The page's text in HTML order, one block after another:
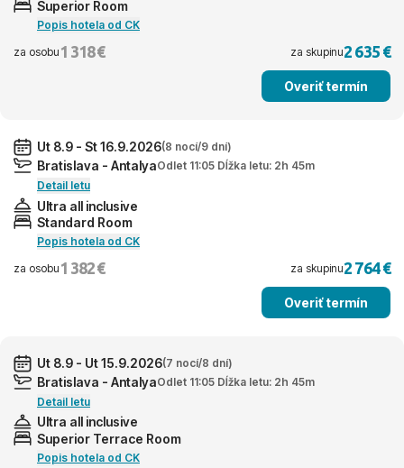
Superior Room
Popis hotela od CK
za osobu 1 318 € za skupinu2 635 €
Overiť termín
Ut 8.9 - St 16.9.2026(8 nocí/9 dní)
Bratislava - AntalyaOdlet 11:05 Dĺžka letu: 2h 45m
Detail letu
Ultra all inclusive
Standard Room
Popis hotela od CK
za osobu 1 382 € za skupinu2 764 €
Overiť termín
Ut 8.9 - Ut 15.9.2026(7 nocí/8 dní)
Bratislava - AntalyaOdlet 11:05 Dĺžka letu: 2h 45m
Detail letu
Ultra all inclusive
Superior Terrace Room
Popis hotela od CK